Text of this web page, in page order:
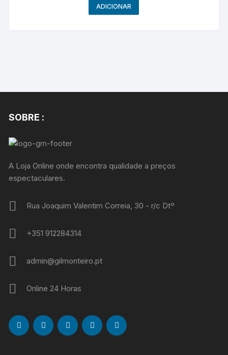
ADICIONAR
SOBRE :
A Loja Online onde encontra qualidade a preços
espectaculares.
Rua Joaquim Valentim Correia, 30 - r/c Dtº
+351 912284314
admin@gilmonteiro.pt
Online 24 Horas